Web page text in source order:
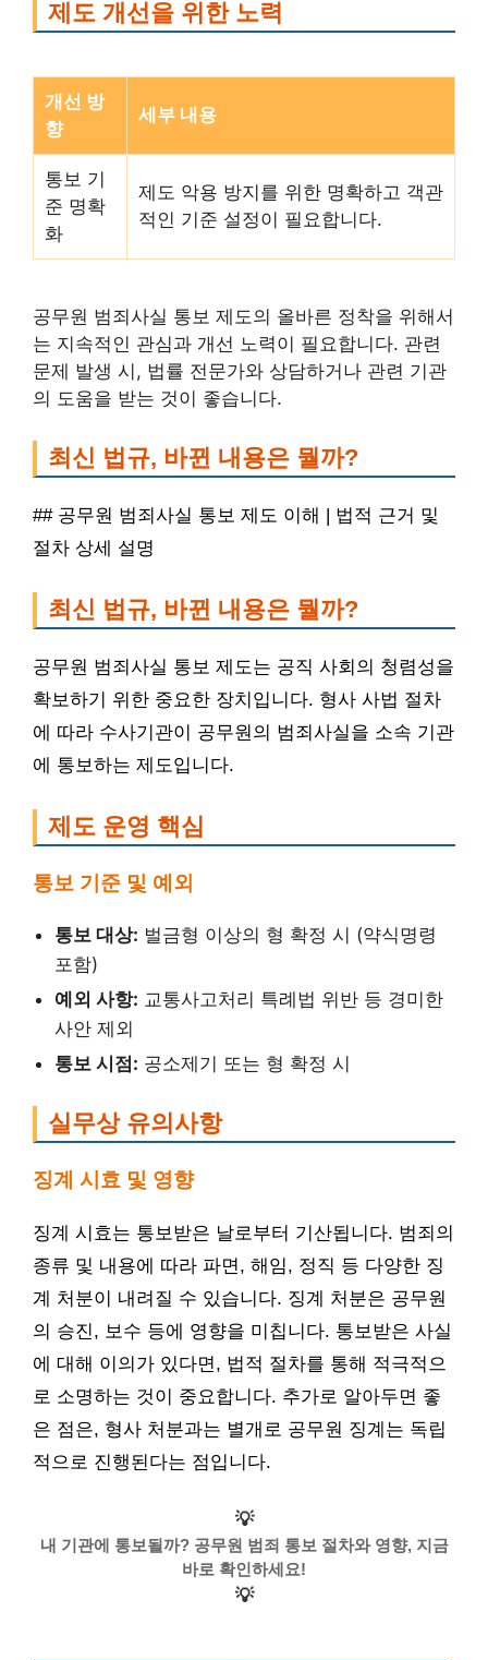
제도 개선을 위한 노력
개선 방
향
세부 내용
통보 기
준 명확
화
제도 악용 방지를 위한 명확하고 객관
적인 기준 설정이 필요합니다.
공무원 범죄사실 통보 제도의 올바른 정착을 위해서
는 지속적인 관심과 개선 노력이 필요합니다. 관련
문제 발생 시, 법률 전문가와 상담하거나 관련 기관
의 도움을 받는 것이 좋습니다.
최신 법규, 바뀐 내용은 뭘까?
## 공무원 범죄사실 통보 제도 이해 | 법적 근거 및
절차 상세 설명
최신 법규, 바뀐 내용은 뭘까?
공무원 범죄사실 통보 제도는 공직 사회의 청렴성을
확보하기 위한 중요한 장치입니다. 형사 사법 절차
에 따라 수사기관이 공무원의 범죄사실을 소속 기관
에 통보하는 제도입니다.
제도 운영 핵심
통보 기준 및 예외
통보 대상: 벌금형 이상의 형 확정 시 (약식명령
포함)
예외 사항: 교통사고처리 특례법 위반 등 경미한
사안 제외
통보 시점: 공소제기 또는 형 확정 시
실무상 유의사항
징계 시효 및 영향
징계 시효는 통보받은 날로부터 기산됩니다. 범죄의
종류 및 내용에 따라 파면, 해임, 정직 등 다양한 징
계 처분이 내려질 수 있습니다. 징계 처분은 공무원
의 승진, 보수 등에 영향을 미칩니다. 통보받은 사실
에 대해 이의가 있다면, 법적 절차를 통해 적극적으
로 소명하는 것이 중요합니다. 추가로 알아두면 좋
은 점은, 형사 처분과는 별개로 공무원 징계는 독립
적으로 진행된다는 점입니다.
💡
내 기관에 통보될까? 공무원 범죄 통보 절차와 영향, 지금
바로 확인하세요!
💡